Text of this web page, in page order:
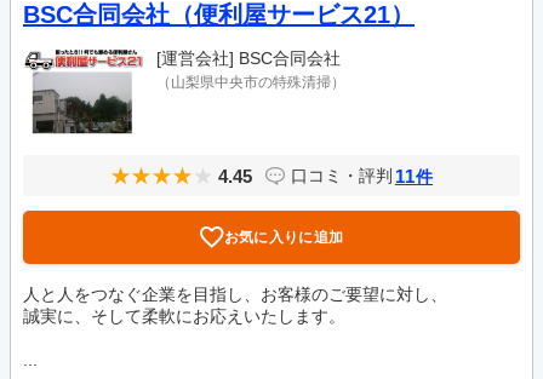
BSC合同会社（便利屋サービス21）
[運営会社] BSC合同会社
（山梨県中央市の特殊清掃）
4.45 口コミ・評判 11件
お気に入りに追加
人と人をつなぐ企業を目指し、お客様のご要望に対し、
誠実に、そして柔軟にお応えいたします。
...